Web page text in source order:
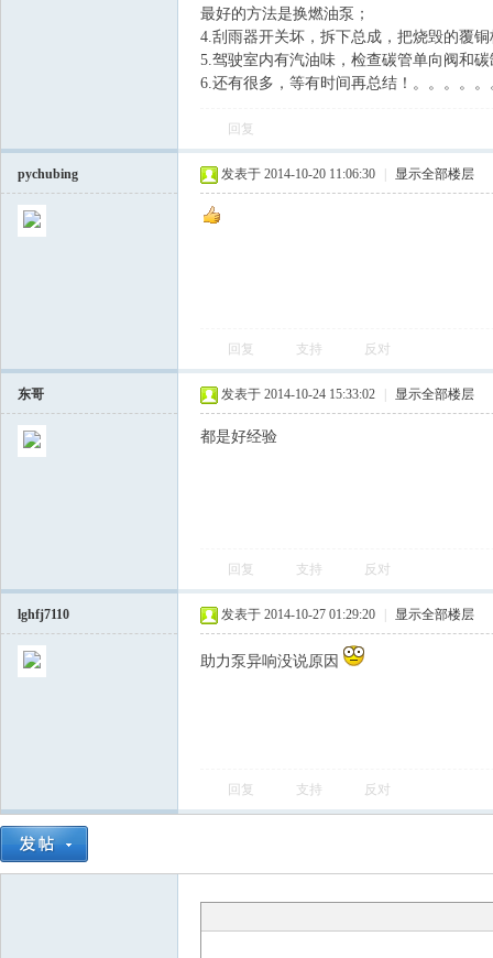
最好的方法是换燃油泵；
4.刮雨器开关坏，拆下总成，把烧毁的覆
5.驾驶室内有汽油味，检查碳管单向阀和
6.还有很多，等有时间再总结！。。。。。
回复
pychubing 发表于 2014-10-20 11:06:30 显示全部楼层
回复 支持 反对
东哥 发表于 2014-10-24 15:33:02 显示全部楼层
都是好经验
回复 支持 反对
lghfj7110 发表于 2014-10-27 01:29:20 显示全部楼层
助力泵异响没说原因
回复 支持 反对